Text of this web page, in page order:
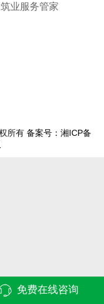
业服务管家
所有 备案号：湘ICP备
免费在线咨询